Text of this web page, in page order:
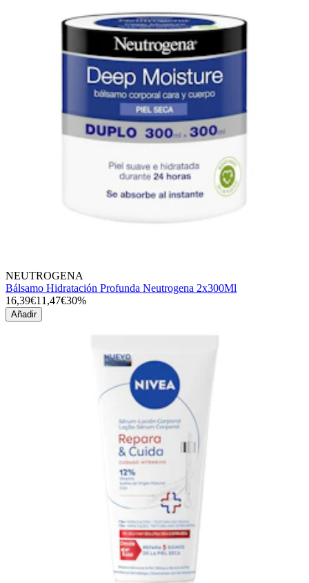
NEUTROGENA
Bálsamo Hidratación Profunda Neutrogena 2x300Ml
16,39€11,47€30%
Añadir